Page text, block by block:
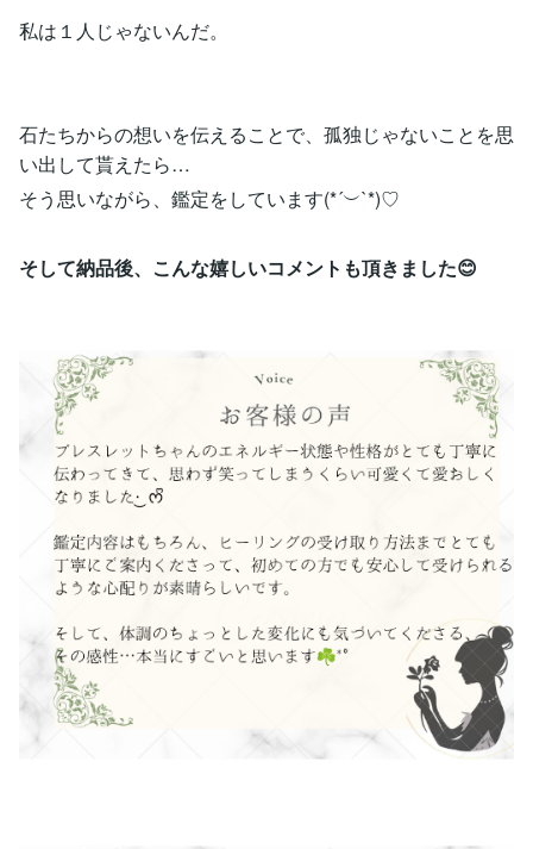
私は１人じゃないんだ。
石たちからの想いを伝えることで、孤独じゃないことを思
い出して貰えたら…
そう思いながら、鑑定をしています(*´︶`*)♡
そして納品後、こんな嬉しいコメントも頂きました😊